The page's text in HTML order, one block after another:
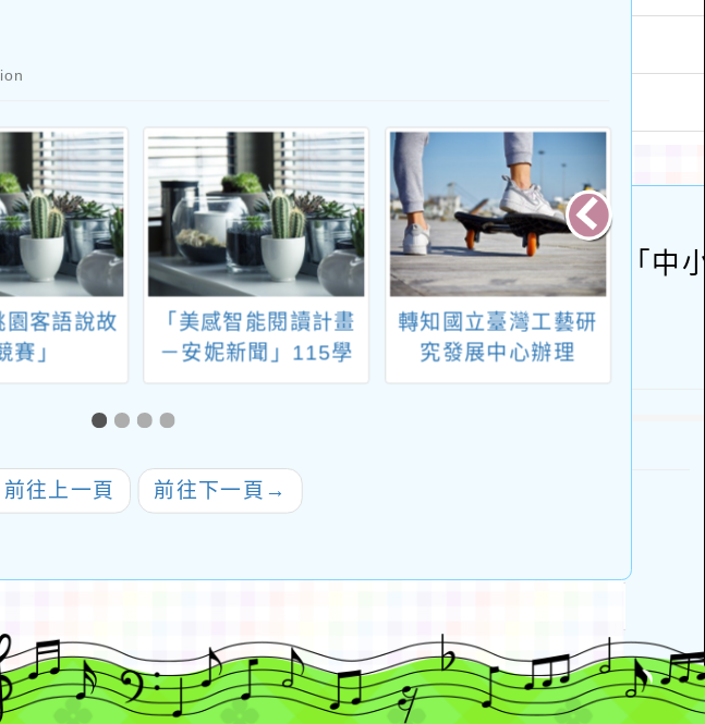
園客語說故
賽」
「美感智能閱讀計畫
－安妮新聞」115學
轉知國立臺灣工藝研
究發展中心辦理
前往上一頁 前往下一頁 →